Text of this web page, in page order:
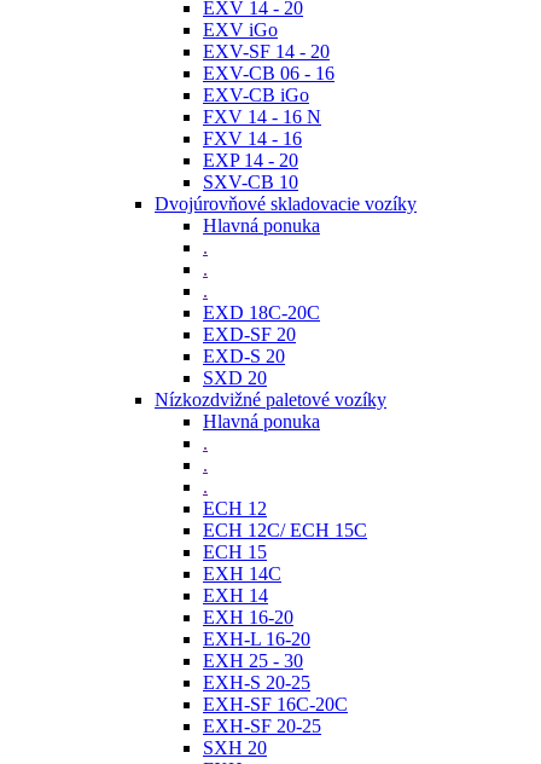
EXV 14 - 20
EXV iGo
EXV-SF 14 - 20
EXV-CB 06 - 16
EXV-CB iGo
FXV 14 - 16 N
FXV 14 - 16
EXP 14 - 20
SXV-CB 10
Dvojúrovňové skladovacie vozíky
Hlavná ponuka
.
.
.
EXD 18C-20C
EXD-SF 20
EXD-S 20
SXD 20
Nízkozdvižné paletové vozíky
Hlavná ponuka
.
.
.
ECH 12
ECH 12C/ ECH 15C
ECH 15
EXH 14C
EXH 14
EXH 16-20
EXH-L 16-20
EXH 25 - 30
EXH-S 20-25
EXH-SF 16C-20C
EXH-SF 20-25
SXH 20